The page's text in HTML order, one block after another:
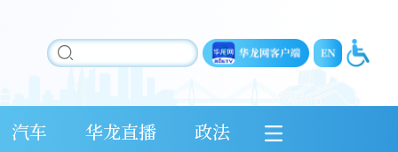
汽车 华龙直播 政法